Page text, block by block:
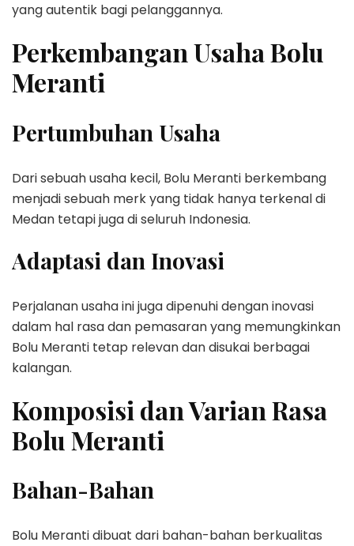
yang autentik bagi pelanggannya.
Perkembangan Usaha Bolu
Meranti
Pertumbuhan Usaha
Dari sebuah usaha kecil, Bolu Meranti berkembang
menjadi sebuah merk yang tidak hanya terkenal di
Medan tetapi juga di seluruh Indonesia.
Adaptasi dan Inovasi
Perjalanan usaha ini juga dipenuhi dengan inovasi
dalam hal rasa dan pemasaran yang memungkinkan
Bolu Meranti tetap relevan dan disukai berbagai
kalangan.
Komposisi dan Varian Rasa
Bolu Meranti
Bahan-Bahan
Bolu Meranti dibuat dari bahan-bahan berkualitas